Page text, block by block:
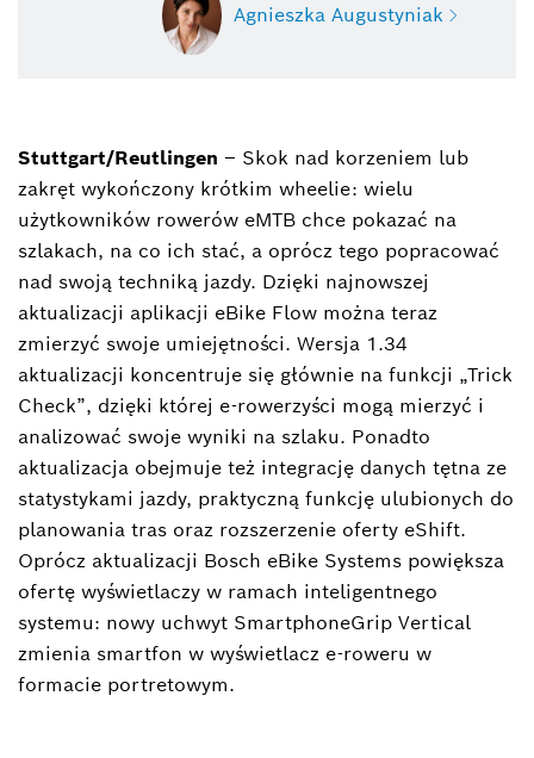
Agnieszka Augustyniak
Agnieszka Augustyniak
Kierownik Marketingu Bosch eBike Systems w
Polsce
+48 22 715 41 11
agnieszka.augustyniak@pl.bosch.com
Stuttgart/Reutlingen – Skok nad korzeniem lub
zakręt wykończony krótkim wheelie: wielu
użytkowników rowerów eMTB chce pokazać na
szlakach, na co ich stać, a oprócz tego popracować
nad swoją techniką jazdy. Dzięki najnowszej
aktualizacji aplikacji eBike Flow można teraz
zmierzyć swoje umiejętności. Wersja 1.34
aktualizacji koncentruje się głównie na funkcji „Trick
Check”, dzięki której e-rowerzyści mogą mierzyć i
analizować swoje wyniki na szlaku. Ponadto
aktualizacja obejmuje też integrację danych tętna ze
statystykami jazdy, praktyczną funkcję ulubionych do
planowania tras oraz rozszerzenie oferty eShift.
Oprócz aktualizacji Bosch eBike Systems powiększa
ofertę wyświetlaczy w ramach inteligentnego
systemu: nowy uchwyt SmartphoneGrip Vertical
zmienia smartfon w wyświetlacz e-roweru w
formacie portretowym.